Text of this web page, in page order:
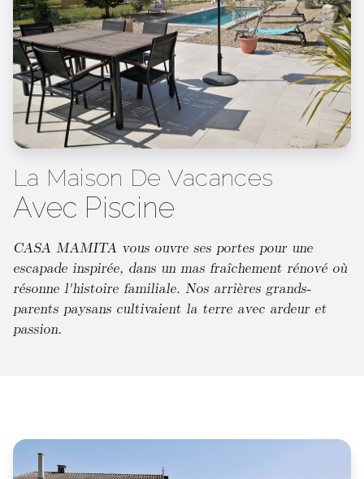
La Maison De Vacances
Avec Piscine
CASA MAMITA vous ouvre ses portes pour une
escapade inspirée, dans un mas fraîchement rénové où
résonne l'histoire familiale. Nos arrières grands-
parents paysans cultivaient la terre avec ardeur et
passion.